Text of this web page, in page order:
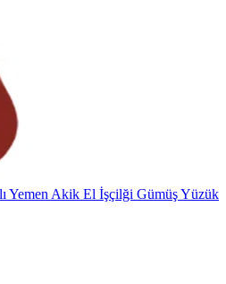
Yemen Akik El İşçilği Gümüş Yüzük